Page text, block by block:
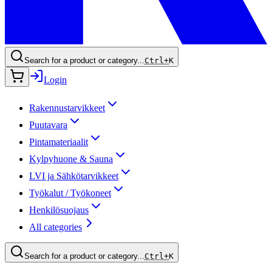
Search for a product or category...Ctrl+K
Login
Rakennustarvikkeet
Puutavara
Pintamateriaalit
Kylpyhuone & Sauna
LVI ja Sähkötarvikkeet
Työkalut / Työkoneet
Henkilösuojaus
All categories
Search for a product or category...Ctrl+K